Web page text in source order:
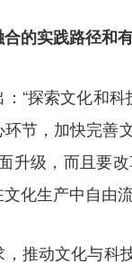
的实践路径和
“探索文化和
节，加快完善
面升级，而且
化生产中自由
推动文化与科